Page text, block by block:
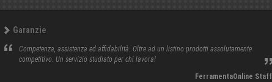
Garanzie
Competenza, assistenza ed affidabilità. Oltre ad un listino prodotti assolutamente
competitivo. Un servizio studiato per chi lavora!
FerramentaOnline Staff